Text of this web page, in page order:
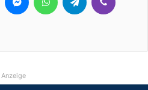
Anzeige